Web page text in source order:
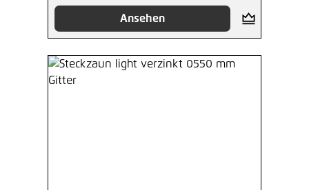
Ansehen